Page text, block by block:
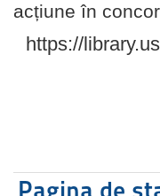
acțiune în
https://